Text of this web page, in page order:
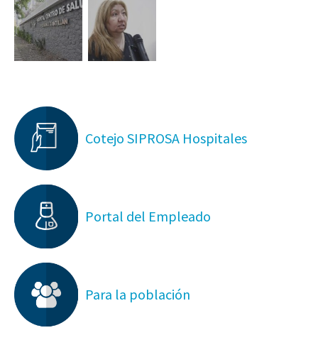
Cotejo SIPROSA Hospitales
Portal del Empleado
Para la población